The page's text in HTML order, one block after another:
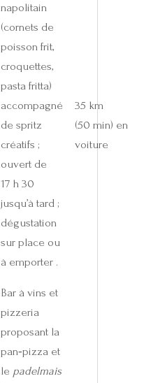
napolitain
(cornets de
poisson frit,
croquettes,
pasta fritta)
accompagné
de spritz
créatifs ;
ouvert de
17 h 30
jusqu’à tard ;
dégustation
sur place ou
à emporter .
35 km
(50 min) en
voiture
Bar à vins et
pizzeria
proposant la
pan‑pizza et
le padelmais